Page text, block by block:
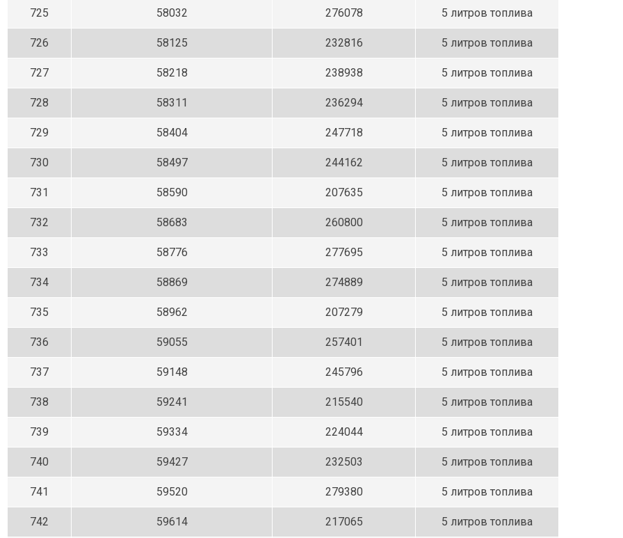
725 58032 276078 5 литров топлива
726 58125 232816 5 литров топлива
727 58218 238938 5 литров топлива
728 58311 236294 5 литров топлива
729 58404 247718 5 литров топлива
730 58497 244162 5 литров топлива
731 58590 207635 5 литров топлива
732 58683 260800 5 литров топлива
733 58776 277695 5 литров топлива
734 58869 274889 5 литров топлива
735 58962 207279 5 литров топлива
736 59055 257401 5 литров топлива
737 59148 245796 5 литров топлива
738 59241 215540 5 литров топлива
739 59334 224044 5 литров топлива
740 59427 232503 5 литров топлива
741 59520 279380 5 литров топлива
742 59614 217065 5 литров топлива